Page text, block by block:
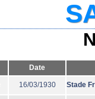
Date
16/03/1930 Stade